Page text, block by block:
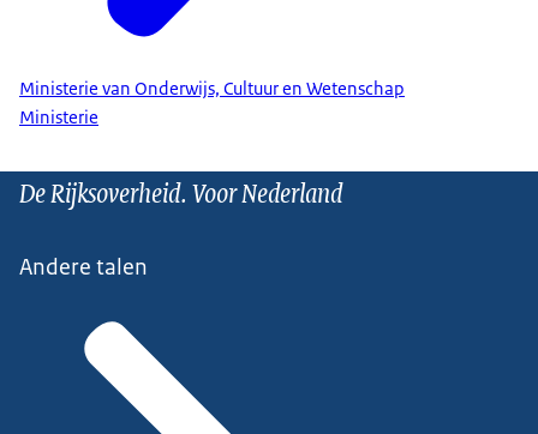
Ministerie van Onderwijs, Cultuur en Wetenschap
Ministerie
De Rijksoverheid. Voor Nederland
Andere talen